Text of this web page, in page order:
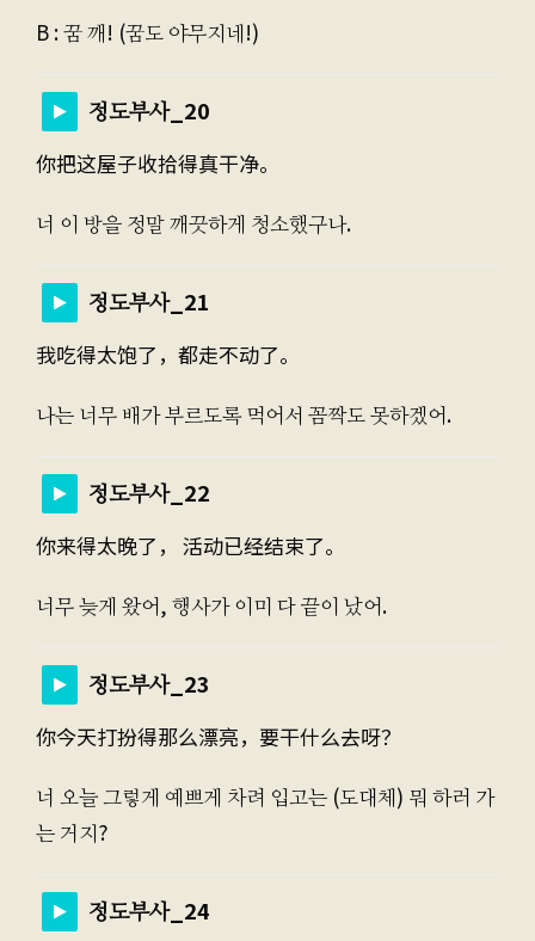
B : 꿈 깨! (꿈도 야무지네!)
정도부사_20
你把这屋子收拾得真干净。
너 이 방을 정말 깨끗하게 청소했구나.
정도부사_21
我吃得太饱了，都走不动了。
나는 너무 배가 부르도록 먹어서 꼼짝도 못하겠어.
정도부사_22
你来得太晚了， 活动已经结束了。
너무 늦게 왔어, 행사가 이미 다 끝이 났어.
정도부사_23
你今天打扮得那么漂亮，要干什么去呀？
너 오늘 그렇게 예쁘게 차려 입고는 (도대체) 뭐 하러 가
는 거지?
정도부사_24